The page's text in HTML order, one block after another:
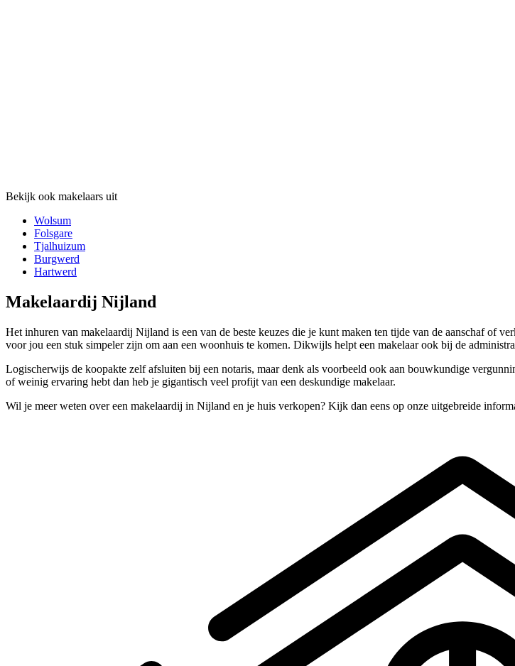
Bekijk ook makelaars uit
Wolsum
Folsgare
Tjalhuizum
Burgwerd
Hartwerd
Makelaardij Nijland
Het inhuren van makelaardij Nijland is een van de beste keuzes die je kunt maken ten tijde van de aanschaf of
voor jou een stuk simpeler zijn om aan een woonhuis te komen. Dikwijls helpt een makelaar ook bij de
Logischerwijs de koopakte zelf afsluiten bij een notaris, maar denk als voorbeeld ook aan bouwkundige
of weinig ervaring hebt dan heb je gigantisch veel profijt van een deskundige makelaar.
Wil je meer weten over een makelaardij in Nijland en je huis verkopen? Kijk dan eens op onze uitgebreide